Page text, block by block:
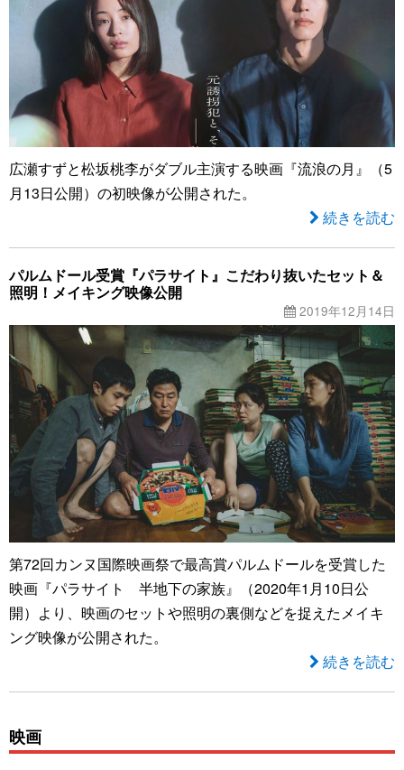
広瀬すずと松坂桃李がダブル主演する映画『流浪の月』（5
月13日公開）の初映像が公開された。
続きを読む
パルムドール受賞『パラサイト』こだわり抜いたセット＆
照明！メイキング映像公開
2019年12月14日
第72回カンヌ国際映画祭で最高賞パルムドールを受賞した
映画『パラサイト 半地下の家族』（2020年1月10日公
開）より、映画のセットや照明の裏側などを捉えたメイキ
ング映像が公開された。
続きを読む
映画